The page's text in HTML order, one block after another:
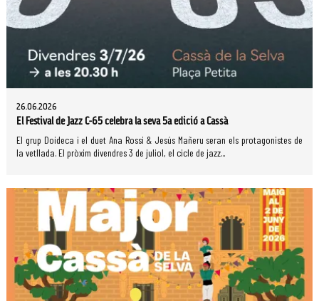
26.06.2026
El Festival de Jazz C-65 celebra la seva 5a edició a Cassà
El grup Doideca i el duet Ana Rossi & Jesús Mañeru seran els protagonistes de
la vetllada. El pròxim divendres 3 de juliol, el cicle de jazz...